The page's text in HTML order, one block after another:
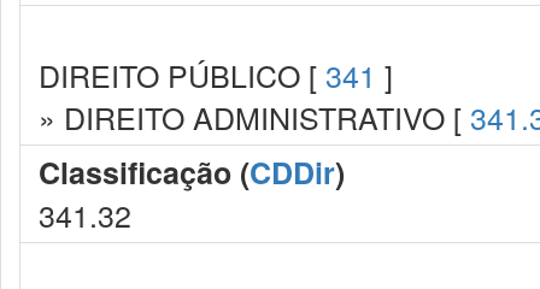
DIREITO PÚBLICO [ 341 ]
» DIREITO ADMINISTRATIVO [
Classificação (CDDir)
341.32